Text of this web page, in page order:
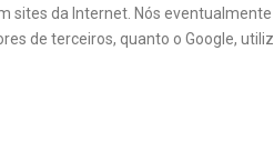
sites da Internet. Nós
de terceiros, quanto o Google,